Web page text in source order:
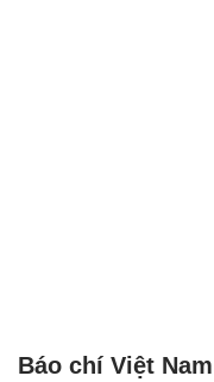
Báo chí Việt